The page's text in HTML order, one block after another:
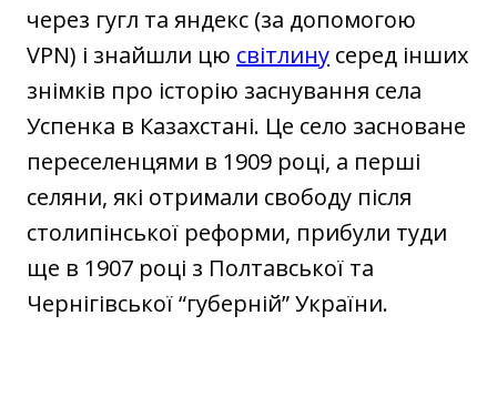
через гугл та яндекс (за допомогою
VPN) і знайшли цю світлину серед інших
знімків про історію заснування села
Успенка в Казахстані. Це село засноване
переселенцями в 1909 році, а перші
селяни, які отримали свободу після
столипінської реформи, прибули туди
ще в 1907 році з Полтавської та
Чернігівської “губерній” України.